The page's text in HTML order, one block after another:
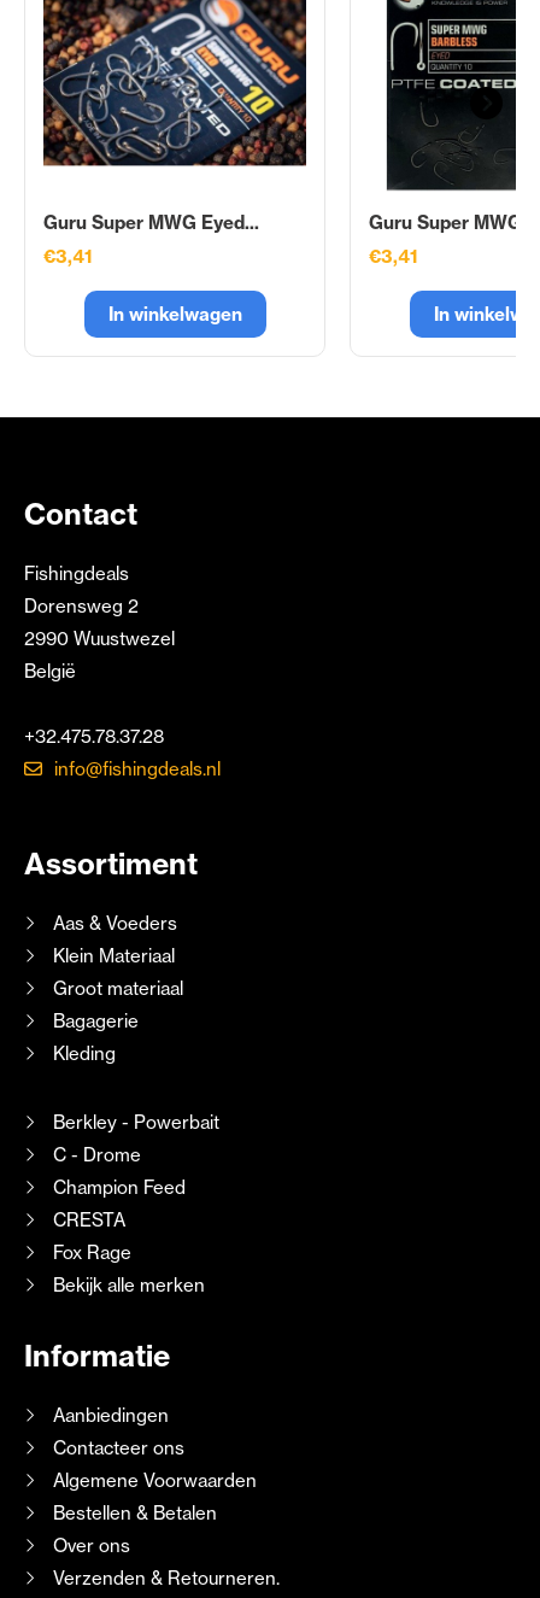
Guru Super MWG Eyed...
€3,41
In winkelwagen
Guru Super MWG
€3,41
In
Contact
Fishingdeals
Dorensweg 2
2990 Wuustwezel
België
+32.475.78.37.28
info@fishingdeals.nl
Assortiment
Aas & Voeders
Klein Materiaal
Groot materiaal
Bagagerie
Kleding
Berkley - Powerbait
C - Drome
Champion Feed
CRESTA
Fox Rage
Bekijk alle merken
Informatie
Aanbiedingen
Contacteer ons
Algemene Voorwaarden
Bestellen & Betalen
Over ons
Verzenden & Retourneren.